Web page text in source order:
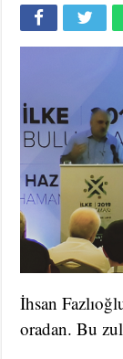
İhsan
oradan. Bu